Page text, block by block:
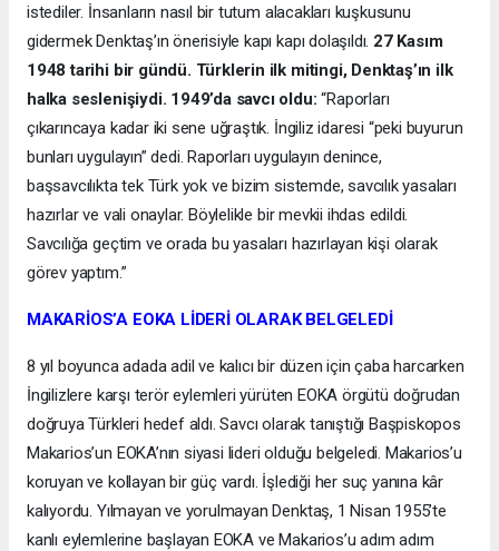
istediler. İnsanların nasıl bir tutum alacakları kuşkusunu
gidermek Denktaş’ın önerisiyle kapı kapı dolaşıldı. 27 Kasım
1948 tarihi bir gündü. Türklerin ilk mitingi, Denktaş’ın ilk
halka seslenişiydi. 1949’da savcı oldu:“Raporları
çıkarıncaya kadar iki sene uğraştık. İngiliz idaresi “peki buyurun
bunları uygulayın” dedi. Raporları uygulayın denince,
başsavcılıkta tek Türk yok ve bizim sistemde, savcılık yasaları
hazırlar ve vali onaylar. Böylelikle bir mevkii ihdas edildi.
Savcılığa geçtim ve orada bu yasaları hazırlayan kişi olarak
görev yaptım.”
MAKARİOS’A EOKA LİDERİ OLARAK BELGELEDİ
8 yıl boyunca adada adil ve kalıcı bir düzen için çaba harcarken
İngilizlere karşı terör eylemleri yürüten EOKA örgütü doğrudan
doğruya Türkleri hedef aldı. Savcı olarak tanıştığı Başpiskopos
Makarios’un EOKA’nın siyasi lideri olduğu belgeledi. Makarios’u
koruyan ve kollayan bir güç vardı. İşlediği her suç yanına kâr
kalıyordu. Yılmayan ve yorulmayan Denktaş, 1 Nisan 1955’te
kanlı eylemlerine başlayan EOKA ve Makarios’u adım adım